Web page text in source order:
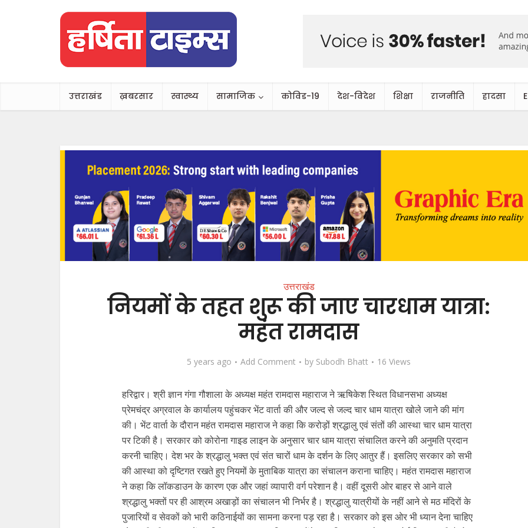
उत्तराखंड ख़बरसार स्वास्थ्य सामाजिक कोविड-19 देश-विदेश शिक्षा राजनीति हादसा
उत्तराखंड
नियमों के तहत शुरू की जाए चारधाम यात्रा:
महंत रामदास
5 years ago Add Comment by Subodh Bhatt 16 Views
हरिद्वार। श्री ज्ञान गंगा गौशाला के अध्यक्ष महंत रामदास महाराज ने ऋषिकेश स्थित विधानसभा अध्यक्ष
प्रेमचंद्र अग्रवाल के कार्यालय पहुंचकर भेंट वार्ता की और जल्द से जल्द चार धाम यात्रा खोले जाने की मांग
की। भेंट वार्ता के दौरान महंत रामदास महाराज ने कहा कि करोड़ों श्रद्धालु एवं संतों की आस्था चार धाम यात्रा
पर टिकी है। सरकार को कोरोना गाइड लाइन के अनुसार चार धाम यात्रा संचालित करने की अनुमति प्रदान
करनी चाहिए। देश भर के श्रद्धालु भक्त एवं संत चारों धाम के दर्शन के लिए आतुर हैं। इसलिए सरकार को सभी
की आस्था को दृष्टिगत रखते हुए नियमों के मुताबिक यात्रा का संचालन कराना चाहिए। महंत रामदास महाराज
ने कहा कि लॉकडाउन के कारण एक और जहां व्यापारी वर्ग परेशान है। वहीं दूसरी ओर बाहर से आने वाले
श्रद्धालु भक्तों पर ही आश्रम अखाड़ों का संचालन भी निर्भर है। श्रद्धालु यात्रीयों के नहीं आने से मठ मंदिरों के
पुजारियों व सेवकों को भारी कठिनाईयों का सामना करना पड़ रहा है। सरकार को इस ओर भी ध्यान देना चाहिए